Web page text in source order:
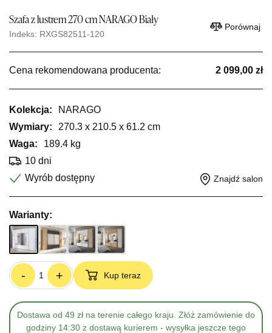
Szafa z lustrem 270 cm NARAGO Biały
Indeks: RXGS82511-120
Porównaj
Cena rekomendowana producenta: 2 099,00 zł
Kolekcja:
NARAGO
Wymiary:
270.3 x 210.5 x 61.2 cm
Waga:
189.4 kg
10 dni
Wyrób dostępny
Znajdź salon
Warianty:
- + Kup teraz
Dostawa od 49 zł na terenie całego kraju. Złóż zamówienie do
godziny 14:30 z dostawą kurierem - wysyłka jeszcze tego